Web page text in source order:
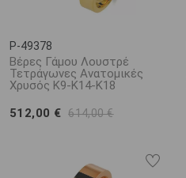
P-49378
Βέρες Γάμου Λουστρέ
Τετράγωνες Ανατομικές
Χρυσός Κ9-Κ14-Κ18
512,00 € 614,00 €